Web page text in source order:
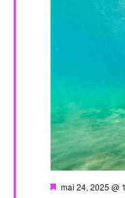
Mis
mai 24, 2025 @